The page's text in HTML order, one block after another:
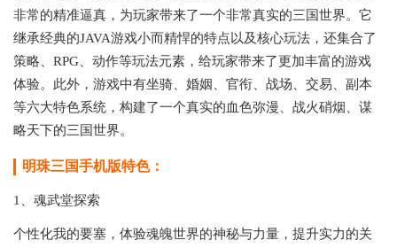
非常的精准逼真，为玩家带来了一个非常真实的三国世界。它
继承经典的JAVA游戏小而精悍的特点以及核心玩法，还集合了
策略、RPG、动作等玩法元素，给玩家带来了更加丰富的游戏
体验。此外，游戏中有坐骑、婚姻、官衔、战场、交易、副本
等六大特色系统，构建了一个真实的血色弥漫、战火硝烟、谋
略天下的三国世界。
明珠三国手机版特色：
1、魂武堂探索
个性化我的要塞，体验魂魄世界的神秘与力量，提升实力的关